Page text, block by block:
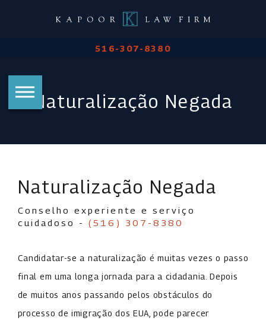
516-307-8380
Naturalização Negada
Naturalização Negada
Conselho experiente e serviço
cuidadoso -(516) 307-8380
Candidatar-se a naturalização é muitas vezes o passo
final em uma longa jornada para a cidadania. Depois
de muitos anos passando pelos obstáculos do
processo de imigração dos EUA, pode parecer